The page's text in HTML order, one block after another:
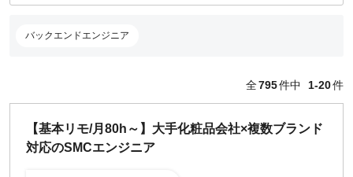
バックエンドエンジニア
リモートのみ
特徴
全795件中 1-20件
【基本リモ/月80h～】大手化粧品会社×複数ブランド
対応のSMCエンジニア